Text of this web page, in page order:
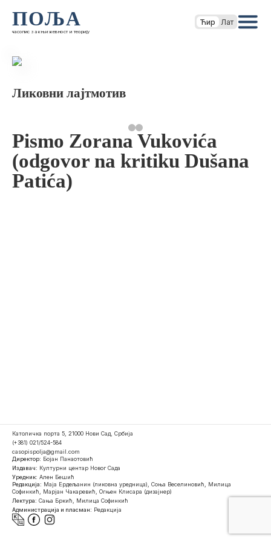
ПОЉА
часопис за књижевност и теорију
Ћир Лат
Ликовни лајтмотив
Pismo Zorana Vukovića
(odgovor na kritiku Dušana
Patića)
Католичка порта 5, 21000 Нови Сад, Србија
(+381) 021/524-584
casopispolja@gmail.com
Директор: Бојан Панаотовић
Издавач: Културни центар Новог Сада
Уредник: Ален Бешић
Редакција: Маја Ердељанин (ликовна уредница), Соња Веселиновић, Милица
Софинкић, Марјан Чакаревић, Огњен Клисара (дизајнер)
Лектура: Сања Бркић, Милица Софинкић
Администрација и пласман: Редакција